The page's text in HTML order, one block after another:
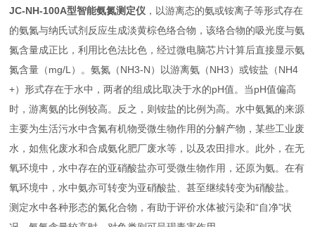
JC-NH-100A型智能氨氮测定仪 ，以游离态的氨或铵离子等形式存在
的氨氮与纳氏试剂反应生成淡黄棕色络合物，该络合物的吸光度与氨
氮含量成正比，利用比色法比色，经过微电脑芯片计算后直接显示氨
氮含量（mg/L）。氨氮（NH3-N）以游离氨（NH3）或铵盐（NH4
+）形式存在于水中，两者的组成比取决于水的pH值。当pH值偏高
时，游离氨的比例较高。反之，则铵盐的比例为高。水中氨氮的来源
主要为生活污水中含氮有机物受微生物作用的分解产物，某些工业废
水，如焦化废水和合成氨化肥厂废水等，以及农田排水。此外，在无
氧环境中，水中存在的亚硝酸盐亦可受微生物作用，还原为氨。在有
氧环境中，水中氨亦可转变为亚硝酸盐、甚至继续转变为硝酸盐。
测定水中各种形态的氮化合物，有助于评价水体被污染和“自净”状